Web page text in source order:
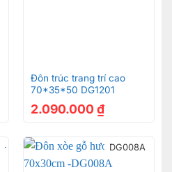
Đôn trúc trang trí cao
70*35*50 DG1201
2.090.000 ₫
DG008A